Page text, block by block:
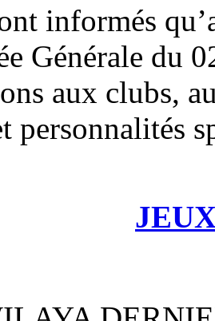
Les clubs sont
l’Assemblée
distinctions
arbitres et